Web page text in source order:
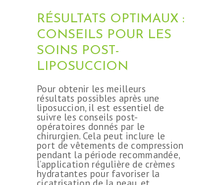
RÉSULTATS OPTIMAUX :
CONSEILS POUR LES
SOINS POST-
LIPOSUCCION
Pour obtenir les meilleurs
résultats possibles après une
liposuccion, il est essentiel de
suivre les conseils post-
opératoires donnés par le
chirurgien. Cela peut inclure le
port de vêtements de compression
pendant la période recommandée,
l’application régulière de crèmes
hydratantes pour favoriser la